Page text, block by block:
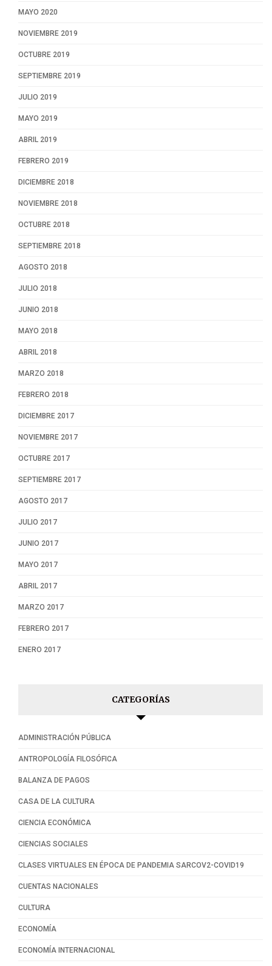
MAYO 2020
NOVIEMBRE 2019
OCTUBRE 2019
SEPTIEMBRE 2019
JULIO 2019
MAYO 2019
ABRIL 2019
FEBRERO 2019
DICIEMBRE 2018
NOVIEMBRE 2018
OCTUBRE 2018
SEPTIEMBRE 2018
AGOSTO 2018
JULIO 2018
JUNIO 2018
MAYO 2018
ABRIL 2018
MARZO 2018
FEBRERO 2018
DICIEMBRE 2017
NOVIEMBRE 2017
OCTUBRE 2017
SEPTIEMBRE 2017
AGOSTO 2017
JULIO 2017
JUNIO 2017
MAYO 2017
ABRIL 2017
MARZO 2017
FEBRERO 2017
ENERO 2017
CATEGORÍAS
ADMINISTRACIÓN PÚBLICA
ANTROPOLOGÍA FILOSÓFICA
BALANZA DE PAGOS
CASA DE LA CULTURA
CIENCIA ECONÓMICA
CIENCIAS SOCIALES
CLASES VIRTUALES EN ÉPOCA DE PANDEMIA SARCOV2-COVID19
CUENTAS NACIONALES
CULTURA
ECONOMÍA
ECONOMÍA INTERNACIONAL